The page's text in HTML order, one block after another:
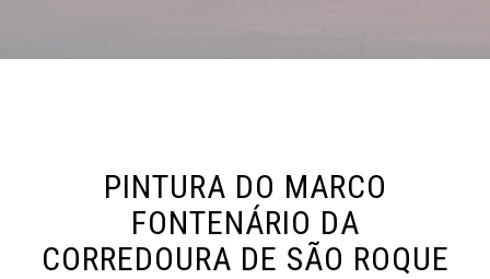
PINTURA DO MARCO
FONTENÁRIO DA
CORREDOURA DE SÃO ROQUE